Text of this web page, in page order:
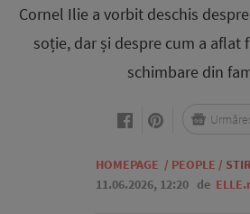
Cornel Ilie a vorbit deschis
soție, dar și despre cum a aflat
schimbare din
HOMEPAGE / PEOPLE /
11.06.2026, 12:20 de